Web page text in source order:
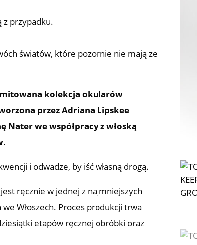
z przypadku.
światów, które pozornie nie mają ze
limitowana kolekcja okularów
przez Adriana Lipskee
Nater we współpracy z włoską
i odwadze, by iść własną drogą.
ręcznie w jednej z najmniejszych
Włoszech. Proces produkcji trwa
etapów ręcznej obróbki oraz